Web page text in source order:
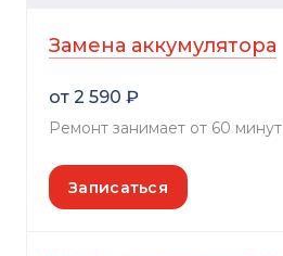
Замена аккумулятора
от 2 590 ₽
Ремонт занимает от 60 минут
Записаться